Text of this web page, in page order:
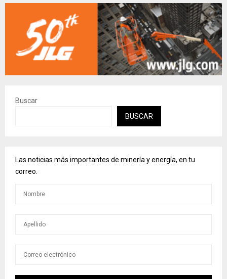
Buscar
BUSCAR
Las noticias más importantes de minería y energía, en tu
correo.